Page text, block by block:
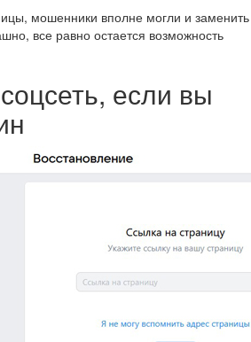
мошенники вполне могли и заменить
все равно остается возможность
если вы